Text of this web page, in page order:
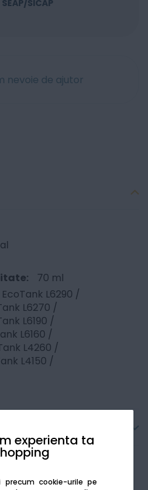
experienta ta
precum cookie-urile pe
SEAP/SICAP
nevoie de ajutor
70 ml
EcoTank L6290 /
L6270 /
L6190 /
L6160 /
L4260 /
L4150 /